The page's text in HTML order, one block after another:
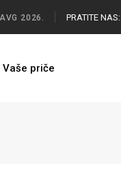
2026. PRATITE NAS:
Vaše priče